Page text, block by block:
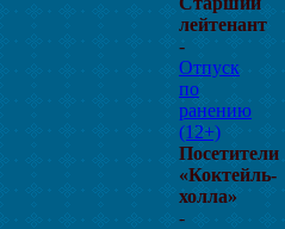
лейтенант
-
Отпуск
по
ранению
(12+)
Посетители
«Коктейль-
холла»
-